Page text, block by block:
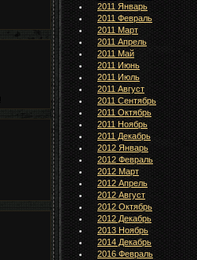
2011 Январь
2011 Февраль
2011 Март
2011 Апрель
2011 Май
2011 Июнь
2011 Июль
2011 Август
2011 Сентябрь
2011 Октябрь
2011 Ноябрь
2011 Декабрь
2012 Январь
2012 Февраль
2012 Март
2012 Апрель
2012 Август
2012 Октябрь
2012 Декабрь
2013 Ноябрь
2014 Декабрь
2016 Февраль